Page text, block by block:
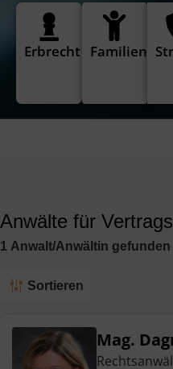
Erbrecht
Anwälte für
1 Anwalt/Anwältin gefunden
Sortieren
Mag.